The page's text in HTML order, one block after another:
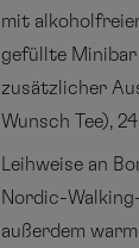
mit
gefüllte
zusätzlicher
Wunsch Tee),
Leihweise an
Nordic-
außerdem